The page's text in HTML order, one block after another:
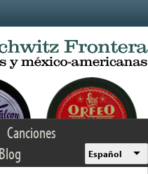
Canciones
Blog Español